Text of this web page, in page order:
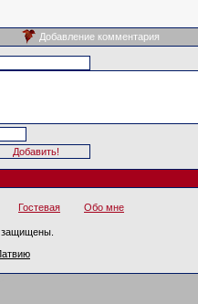
Добавление комментария
Гостевая Обо мне